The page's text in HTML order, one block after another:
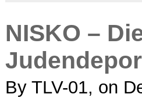
NISKO –
By TLV-01, on